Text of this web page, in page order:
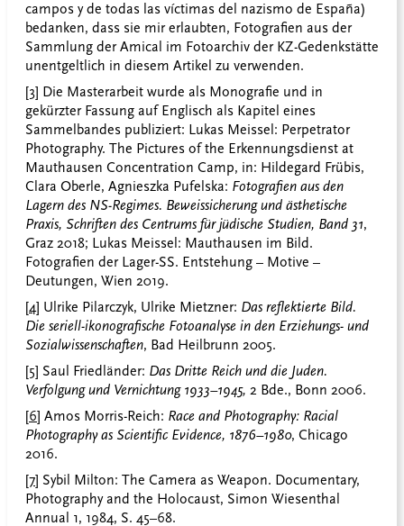
campos y de todas las víctimas del nazismo de España)
bedanken, dass sie mir erlaubten, Fotografien aus der
Sammlung der Amical im Fotoarchiv der KZ-Gedenkstätte
unentgeltlich in diesem Artikel zu verwenden.
[3] Die Masterarbeit wurde als Monografie und in
gekürzter Fassung auf Englisch als Kapitel eines
Sammelbandes publiziert: Lukas Meissel: Perpetrator
Photography. The Pictures of the Erkennungsdienst at
Mauthausen Concentration Camp, in: Hildegard Frübis,
Clara Oberle, Agnieszka Pufelska: Fotografien aus den
Lagern des NS-Regimes. Beweissicherung und ästhetische
Praxis, Schriften des Centrums für jüdische Studien, Band 31,
Graz 2018; Lukas Meissel: Mauthausen im Bild.
Fotografien der Lager-SS. Entstehung – Motive –
Deutungen, Wien 2019.
[4] Ulrike Pilarczyk, Ulrike Mietzner: Das reflektierte Bild.
Die seriell-ikonografische Fotoanalyse in den Erziehungs- und
Sozialwissenschaften, Bad Heilbrunn 2005.
[5] Saul Friedländer: Das Dritte Reich und die Juden.
Verfolgung und Vernichtung 1933–1945, 2 Bde., Bonn 2006.
[6] Amos Morris-Reich: Race and Photography: Racial
Photography as Scientific Evidence, 1876–1980, Chicago
2016.
[7] Sybil Milton: The Camera as Weapon. Documentary,
Photography and the Holocaust, Simon Wiesenthal
Annual 1, 1984, S. 45–68.